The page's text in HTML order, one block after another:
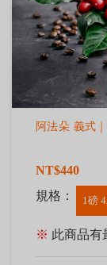
阿法朵 義式
NT$440
規格：
1磅
※ 此商品有